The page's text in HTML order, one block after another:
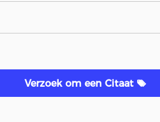
Verzoek om een Citaat